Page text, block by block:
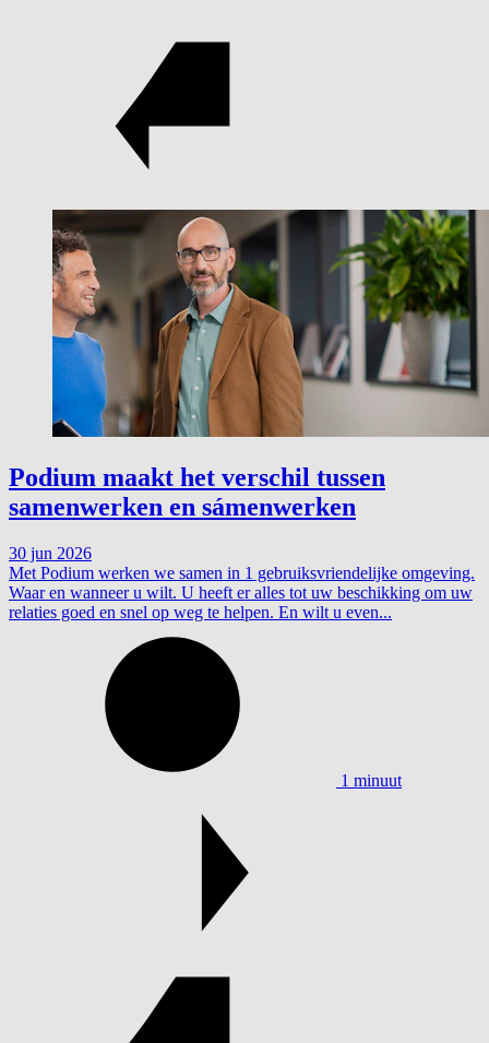
Podium maakt het verschil tussen
samenwerken en sámenwerken
30 jun 2026
Met Podium werken we samen in 1 gebruiksvriendelijke omgeving.
Waar en wanneer u wilt. U heeft er alles tot uw beschikking om uw
relaties goed en snel op weg te helpen. En wilt u even...
1 minuut